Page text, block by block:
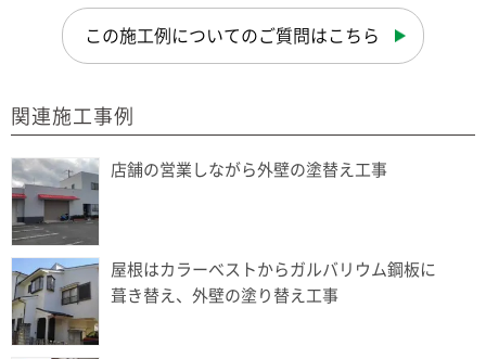
この施工例についてのご質問はこちら
関連施工事例
店舗の営業しながら外壁の塗替え工事
屋根はカラーべストからガルバリウム鋼板に
葺き替え、外壁の塗り替え工事